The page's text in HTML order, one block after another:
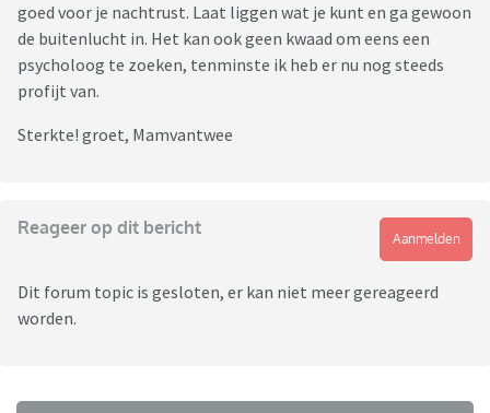
goed voor je nachtrust. Laat liggen wat je kunt en ga gewoon
de buitenlucht in. Het kan ook geen kwaad om eens een
psycholoog te zoeken, tenminste ik heb er nu nog steeds
profijt van.
Sterkte! groet, Mamvantwee
Reageer op dit bericht
Aanmelden
Dit forum topic is gesloten, er kan niet meer gereageerd
worden.